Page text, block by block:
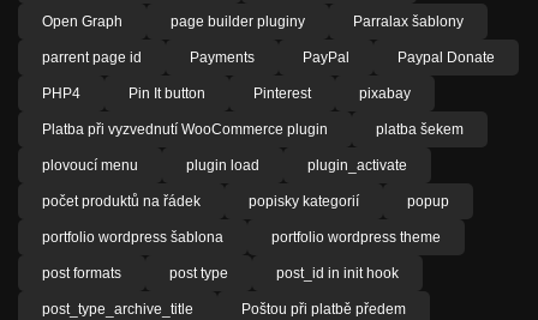
Open Graph page builder pluginy Parralax šablony
parrent page id Payments PayPal Paypal Donate
PHP4 Pin It button Pinterest pixabay
Platba při vyzvednutí WooCommerce plugin platba šekem
plovoucí menu plugin load plugin_activate
počet produktů na řádek popisky kategorií popup
portfolio wordpress šablona portfolio wordpress theme
post formats post type post_id in init hook
post_type_archive_title Poštou při platbě předem